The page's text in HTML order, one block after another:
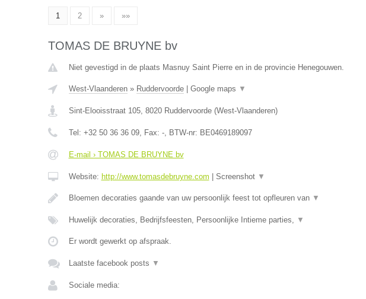
1 2 » »»
TOMAS DE BRUYNE bv
Niet gevestigd in de plaats Masnuy Saint Pierre en in de provincie Henegouwen.
West-Vlaanderen» Ruddervoorde| Google maps ▼
Sint-Elooisstraat 105, 8020 Ruddervoorde(West-Vlaanderen)
Tel: +32 50 36 36 09, Fax: -, BTW-nr: BE0469189097
E-mail › TOMAS DE BRUYNE bv
Website: http://www.tomasdebruyne.com Screenshot ▼
Bloemen decoraties gaande van uw persoonlijk feest tot opfleuren van ▼
Huwelijk decoraties, Bedrijfsfeesten, Persoonlijke Intieme parties, ▼
Er wordt gewerkt op afspraak.
Laatste facebook posts ▼
Sociale media: